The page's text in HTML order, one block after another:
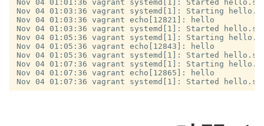
Nov 04 01:01:36 vagrant systemd[1]: Started
Nov 04 01:03:36 vagrant systemd[1]: Starting
Nov 04 01:03:36 vagrant echo[12821]: hello
Nov 04 01:03:36 vagrant systemd[1]: Started
Nov 04 01:05:36 vagrant systemd[1]: Starting
Nov 04 01:05:36 vagrant echo[12843]: hello
Nov 04 01:05:36 vagrant systemd[1]: Started
Nov 04 01:07:36 vagrant systemd[1]: Starting
Nov 04 01:07:36 vagrant echo[12865]: hello